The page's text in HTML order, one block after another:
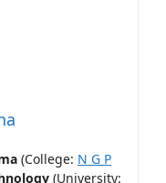
(College: N G P
(University: